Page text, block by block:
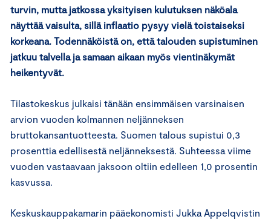
turvin, mutta jatkossa yksityisen kulutuksen näköala
näyttää vaisulta, sillä inflaatio pysyy vielä toistaiseksi
korkeana. Todennäköistä on, että talouden supistuminen
jatkuu talvella ja samaan aikaan myös vientinäkymät
heikentyvät.
Tilastokeskus julkaisi tänään ensimmäisen varsinaisen
arvion vuoden kolmannen neljänneksen
bruttokansantuotteesta. Suomen talous supistui 0,3
prosenttia edellisestä neljänneksestä. Suhteessa viime
vuoden vastaavaan jaksoon oltiin edelleen 1,0 prosentin
kasvussa.
Keskuskauppakamarin pääekonomisti Jukka Appelqvistin